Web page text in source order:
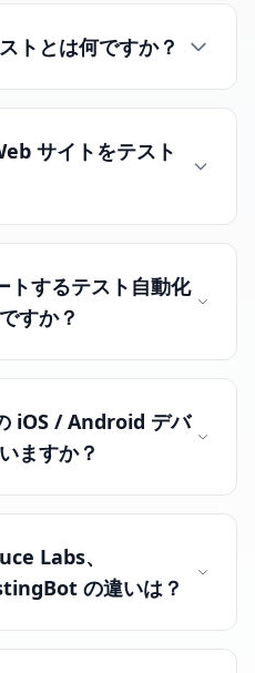
トとは何ですか？
サイトをテスト
するテスト自動化
すか？
iOS / Android デバ
ますか？
Labs、
の違いは？